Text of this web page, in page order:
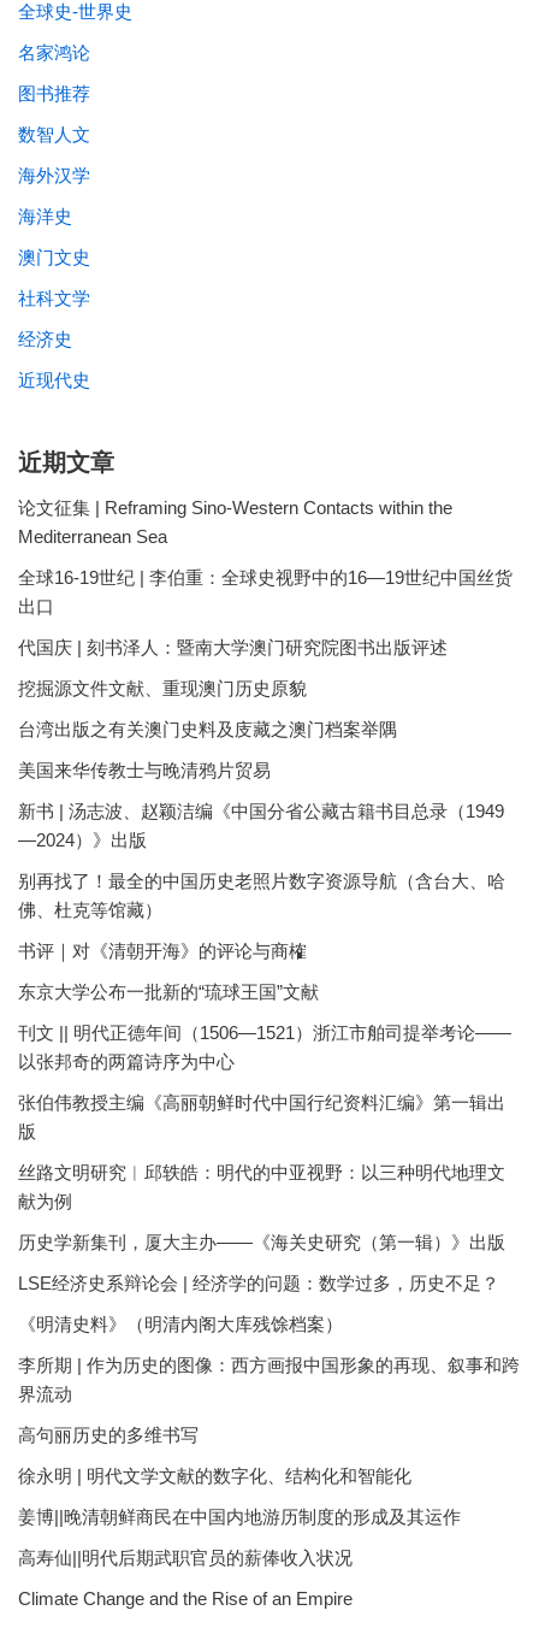
全球史-世界史
名家鸿论
图书推荐
数智人文
海外汉学
海洋史
澳门文史
社科文学
经济史
近现代史
近期文章
论文征集 | Reframing Sino-Western Contacts within the
Mediterranean Sea
全球16-19世纪 | 李伯重：全球史视野中的16—19世纪中国丝货
出口
代国庆 | 刻书泽人：暨南大学澳门研究院图书出版评述
挖掘源文件文献、重现澳门历史原貌
台湾出版之有关澳门史料及庋藏之澳门档案举隅
美国来华传教士与晚清鸦片贸易
新书 | 汤志波、赵颖洁编《中国分省公藏古籍书目总录（1949
—2024）》出版
别再找了！最全的中国历史老照片数字资源导航（含台大、哈
佛、杜克等馆藏）
书评｜对《清朝开海》的评论与商榷
东京大学公布一批新的“琉球王国”文献
刊文 || 明代正德年间（1506—1521）浙江市舶司提举考论——
以张邦奇的两篇诗序为中心
张伯伟教授主编《高丽朝鲜时代中国行纪资料汇编》第一辑出
版
丝路文明研究︱邱轶皓：明代的中亚视野：以三种明代地理文
献为例
历史学新集刊，厦大主办——《海关史研究（第一辑）》出版
LSE经济史系辩论会 | 经济学的问题：数学过多，历史不足？
《明清史料》（明清内阁大库残馀档案）
李所期 | 作为历史的图像：西方画报中国形象的再现、叙事和跨
界流动
高句丽历史的多维书写
徐永明 | 明代文学文献的数字化、结构化和智能化
姜博||晚清朝鲜商民在中国内地游历制度的形成及其运作
高寿仙||明代后期武职官员的薪俸收入状况
Climate Change and the Rise of an Empire